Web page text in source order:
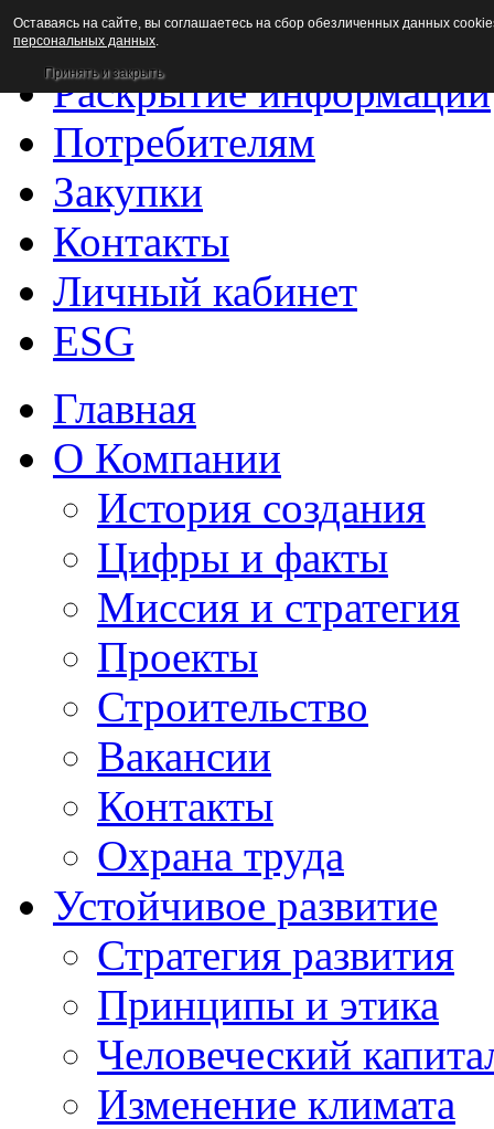
Новости
Раскрытие информации
Потребителям
Закупки
Контакты
Личный кабинет
ESG
Главная
О Компании
История создания
Цифры и факты
Миссия и стратегия
Проекты
Строительство
Вакансии
Контакты
Охрана труда
Устойчивое развитие
Стратегия развития
Принципы и этика
Человеческий
Изменение климата
Оставаясь на сайте, вы соглашаетесь на сбор обезличенных данных
персональных данных.
Принять и закрыть